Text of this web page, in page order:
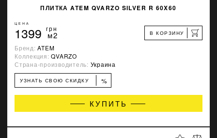
ПЛИТКА ATEM QVARZO SILVER R 60X60
ЦЕНА
1399 грн
м2 В КОРЗИНУ
Бренд:ATEM
Коллекция:QVARZO
Страна-производитель: Украина
УЗНАТЬ СВОЮ СКИДКУ %
КУПИТЬ